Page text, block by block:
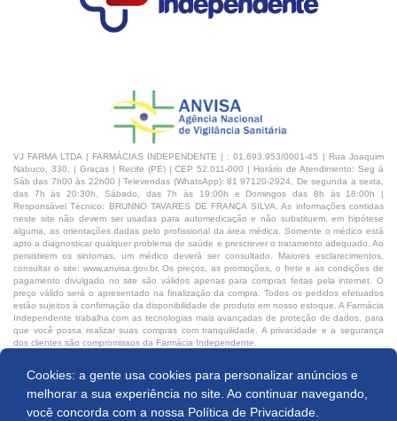
Cookies: a gente usa cookies para personalizar anúncios e
melhorar a sua experiência no site. Ao continuar navegando,
você concorda com a nossa Política de Privacidade.
VJ FARMA LTDA | FARMÁCIAS INDEPENDENTE | : 01.693.953/0001-45 | Rua Joaquim
Nabuco, 330, | Graças | Recife (PE) | CEP 52.011-000 | Horário de Atendimento: Seg à
Sáb das 7h00 às 22h00 | Televendas (WhatsApp): 81 97120-2924, De segunda a sexta,
das 7h às 20:30h, Sábado, das 7h às 19:00h e Domingos das 8h às 18:00h |
Responsável Técnico: BRUNNO TAVARES DE FRANÇA SILVA. As informações contidas
neste site não devem ser usadas para automedicação e não substituem, em hipótese
alguma, as orientações dadas pelo profissional da área médica. Somente o médico está
apto a diagnosticar qualquer problema de saúde e prescrever o tratamento adequado. Ao
persistirem os sintomas, um médico deverá ser consultado. Maiores esclarecimentos,
consultar o site: www.anvisa.gov.br. Os preços, as promoções, o frete e as condições de
pagamento divulgado no site são válidos apenas para compras feitas pela internet. O
preço válido será o apresentado na finalização da compra. Todos os pedidos efetuados
estão sujeitos à confirmação da disponibilidade de produto em nosso estoque. A Farmácia
Independente trabalha com as tecnologias mais avançadas de proteção de dados, para
que você possa realizar suas compras com tranquilidade. A privacidade e a segurança
dos clientes são compromissos da Farmácia Independente.
Desenvolvido por: